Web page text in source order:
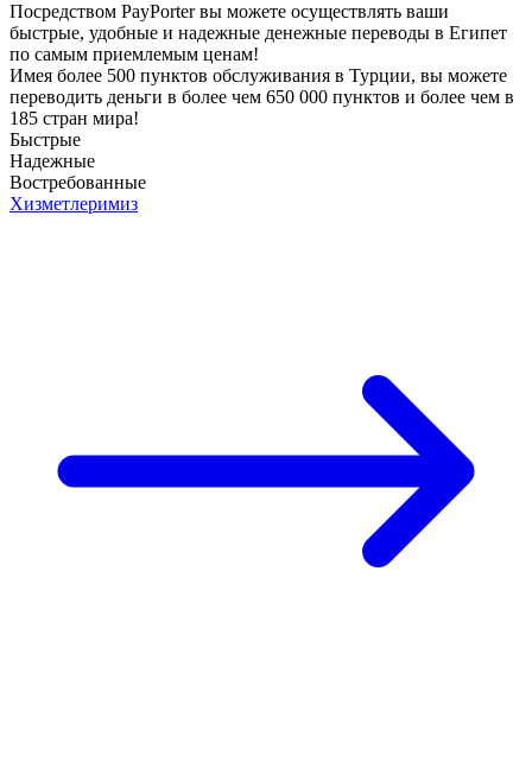
Посредством PayPorter вы можете осуществлять ваши
быстрые, удобные и надежные денежные переводы в Египет
по самым приемлемым ценам!
Имея более 500 пунктов обслуживания в Турции, вы можете
переводить деньги в более чем 650 000 пунктов и более чем в
185 стран мира!
Быстрые
Надежные
Востребованные
Хизметлеримиз